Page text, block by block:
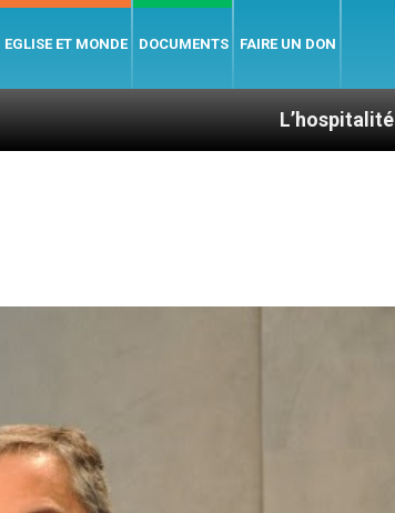
EGLISE ET MONDE DOCUMENTS FAIRE UN DON
L’hospitalité dans la Bible